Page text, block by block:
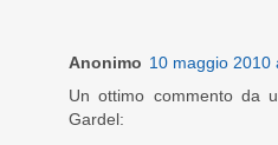
Anonimo 10 maggio 2010
Un ottimo commento da
Gardel: